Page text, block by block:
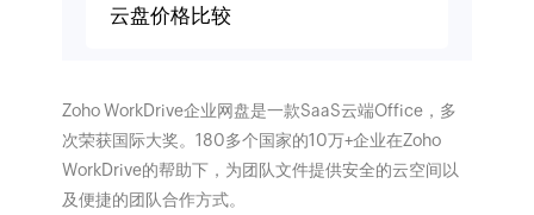
云盘价格比较
Zoho WorkDrive企业网盘是一款SaaS云端Office，多
次荣获国际大奖。180多个国家的10万+企业在Zoho
WorkDrive的帮助下，为团队文件提供安全的云空间以
及便捷的团队合作方式。